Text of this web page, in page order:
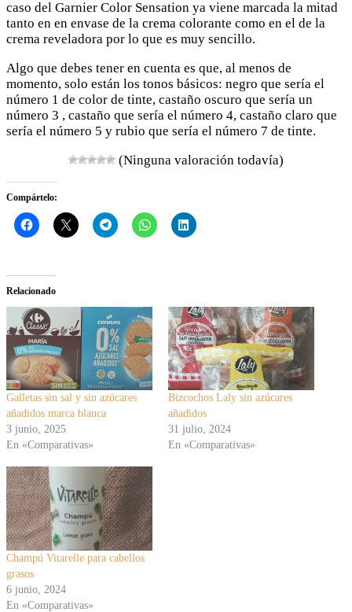
caso del Garnier Color Sensation ya viene marcada la mitad
tanto en en envase de la crema colorante como en el de la
crema reveladora por lo que es muy sencillo.
Algo que debes tener en cuenta es que, al menos de
momento, solo están los tonos básicos: negro que sería el
número 1 de color de tinte, castaño oscuro que sería un
número 3 , castaño que sería el número 4, castaño claro que
sería el número 5 y rubio que sería el número 7 de tinte.
(Ninguna valoración todavía)
Compártelo:
Relacionado
Galletas sin sal y sin azúcares
añadidos marca blanca
3 junio, 2025
En «Comparativas»
Bizcochos Laly sin azúcares
añadidos
31 julio, 2024
En «Comparativas»
Champú Vitarelle para cabellos
grasos
6 junio, 2024
En «Comparativas»